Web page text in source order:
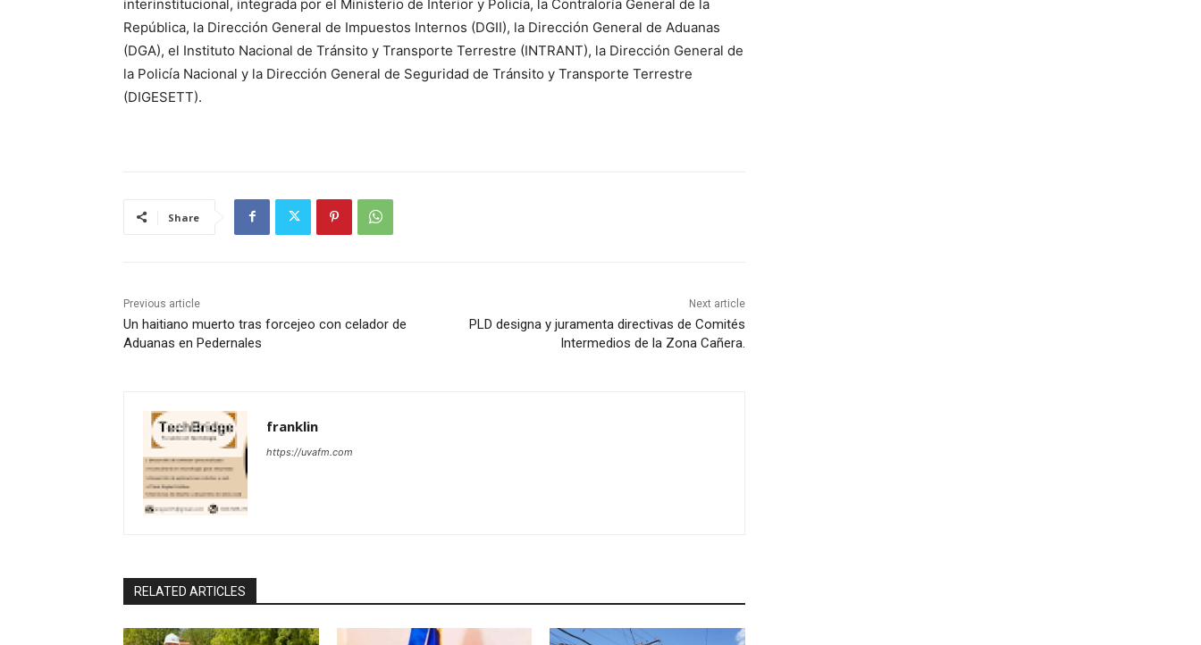
interinstitucional, integrada por el Ministerio de Interior y Policía, la Contraloría General de la
República, la Dirección General de Impuestos Internos (DGII), la Dirección General de Aduanas
(DGA), el Instituto Nacional de Tránsito y Transporte Terrestre (INTRANT), la Dirección General de
la Policía Nacional y la Dirección General de Seguridad de Tránsito y Transporte Terrestre
(DIGESETT).
Share
Previous article
Un haitiano muerto tras forcejeo con celador de
Aduanas en Pedernales
Next article
PLD designa y juramenta directivas de Comités
Intermedios de la Zona Cañera.
franklin
https://uvafm.com
RELATED ARTICLES